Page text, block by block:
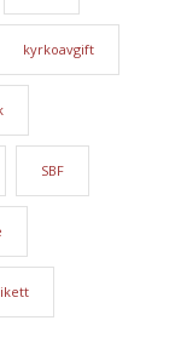
kyrkoavgift
SBF